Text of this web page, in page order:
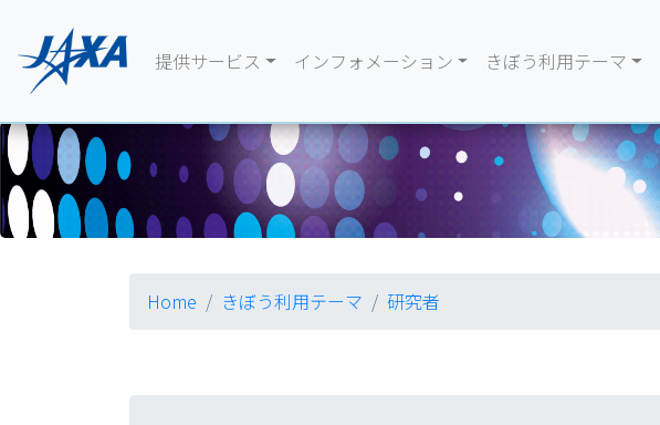
提供サービス インフォメーション きぼう利用テーマ
Home きぼう利用テーマ 研究者